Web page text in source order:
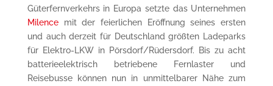
Güterfernverkehrs in Europa setzte das Unternehmen
Milencemit der feierlichen Eröffnung seines ersten
und auch derzeit für Deutschland größten Ladeparks
für Elektro-LKW in Pörsdorf/Rüdersdorf. Bis zu acht
batterieelektrisch betriebene Fernlaster und
Reisebusse können nun in unmittelbarer Nähe zum